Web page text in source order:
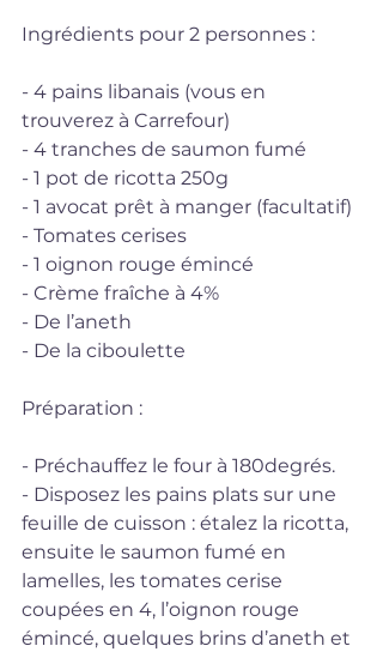
Ingrédients pour 2 personnes :
- 4 pains libanais (vous en
trouverez à Carrefour)
- 4 tranches de saumon fumé
- 1 pot de ricotta 250g
- 1 avocat prêt à manger (facultatif)
- Tomates cerises
- 1 oignon rouge émincé
- Crème fraîche à 4%
- De l’aneth
- De la ciboulette
Préparation :
- Préchauffez le four à 180degrés.
- Disposez les pains plats sur une
feuille de cuisson : étalez la ricotta,
ensuite le saumon fumé en
lamelles, les tomates cerise
coupées en 4, l’oignon rouge
émincé, quelques brins d’aneth et